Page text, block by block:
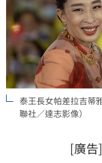
泰王長女帕差拉吉蒂
聯社／達志影像）
[廣